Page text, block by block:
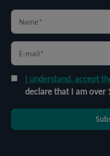
I understand, accept
declare that I am over